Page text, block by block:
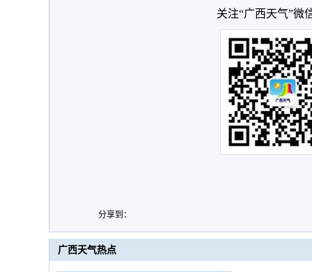
关注“广西天气”微
分享到：
广西天气热点